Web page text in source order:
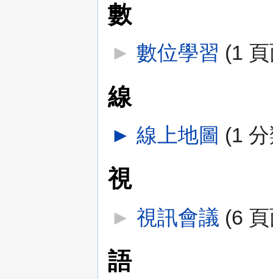
數
► 數位學習 (1
線
► 線上地圖 (1
視
► 視訊會議 (6
語